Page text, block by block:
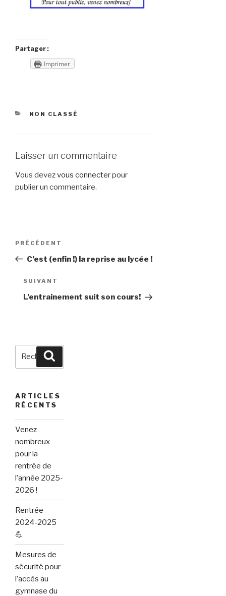
Partager :
Imprimer
CATÉGORIES
NON CLASSÉ
Laisser un commentaire
Vous devezvous connecterpour
publier un commentaire.
Navigation
l’article
Article
précédent
PRÉCÉDENT
C’est (enfin !) la reprise au lycée !
Article
suivant
SUIVANT
L’entrainement suit son cours!
Recherche
ARTICLES
RÉCENTS
Venez
nombreux
pour la
rentrée de
l’année 2025-
2026 !
Rentrée
2024-2025
💪
Mesures de
sécurité pour
l’accès au
gymnase du